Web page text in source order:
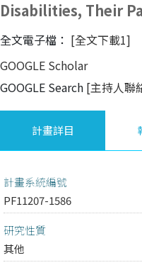
Disabilities, Their
全文電子檔： [全文下載1]
GOOGLE Scholar
GOOGLE Search [主持人聯
計畫詳目
計畫系統編號
PF11207-1586
研究性質
其他